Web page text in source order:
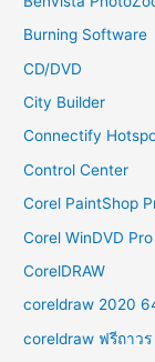
Burning Software
CD/DVD
City Builder
Connectify
Control Center
Corel PaintShop
Corel WinDVD Pro
CorelDRAW
coreldraw 2020
coreldraw ฟรีถาวร